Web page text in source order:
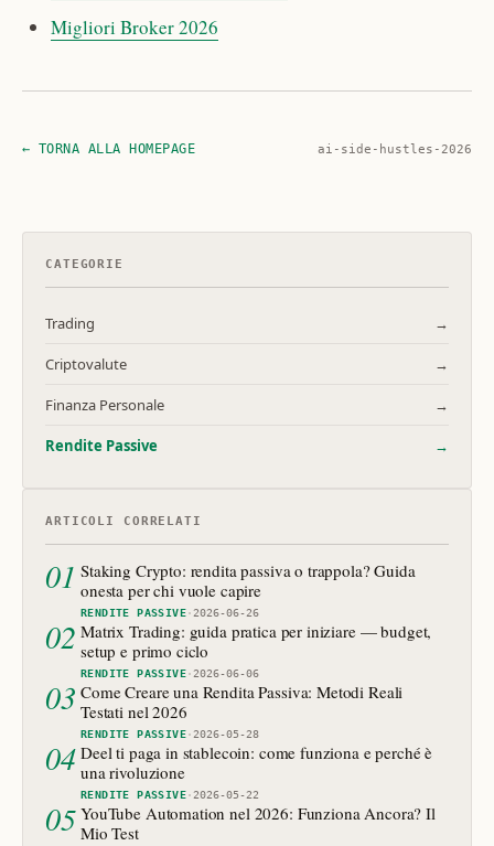
Migliori Broker 2026
← TORNA ALLA HOMEPAGE ai-side-hustles-2026
CATEGORIE
Trading →
Criptovalute →
Finanza Personale →
Rendite Passive →
ARTICOLI CORRELATI
01 Staking Crypto: rendita passiva o trappola? Guida
onesta per chi vuole capire
RENDITE PASSIVE·2026-06-26
02 Matrix Trading: guida pratica per iniziare — budget,
setup e primo ciclo
RENDITE PASSIVE·2026-06-06
03 Come Creare una Rendita Passiva: Metodi Reali
Testati nel 2026
RENDITE PASSIVE·2026-05-28
04 Deel ti paga in stablecoin: come funziona e perché è
una rivoluzione
RENDITE PASSIVE·2026-05-22
05 YouTube Automation nel 2026: Funziona Ancora? Il
Mio Test